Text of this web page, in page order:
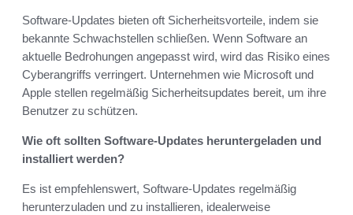
Software-Updates bieten oft Sicherheitsvorteile, indem sie
bekannte Schwachstellen schließen. Wenn Software an
aktuelle Bedrohungen angepasst wird, wird das Risiko eines
Cyberangriffs verringert. Unternehmen wie Microsoft und
Apple stellen regelmäßig Sicherheitsupdates bereit, um ihre
Benutzer zu schützen.
Wie oft sollten Software-Updates heruntergeladen und
installiert werden?
Es ist empfehlenswert, Software-Updates regelmäßig
herunterzuladen und zu installieren, idealerweise